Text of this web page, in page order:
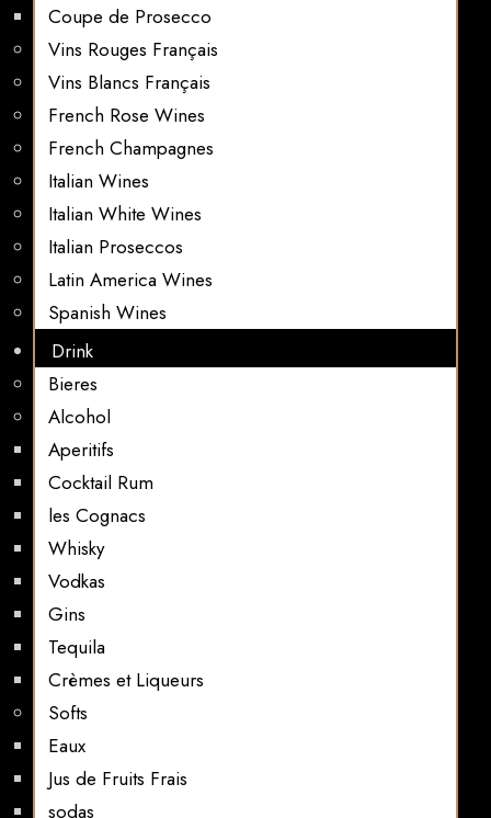
Coupe de Prosecco
Vins Rouges Français
Vins Blancs Français
French Rose Wines
French Champagnes
Italian Wines
Italian White Wines
Italian Proseccos
Latin America Wines
Spanish Wines
Drink
Bieres
Alcohol
Aperitifs
Cocktail Rum
les Cognacs
Whisky
Vodkas
Gins
Tequila
Crèmes et Liqueurs
Softs
Eaux
Jus de Fruits Frais
sodas